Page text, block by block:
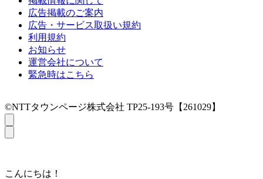
広告掲載のご案内
広告・サービス取扱い規約
利用規約
お知らせ
運営会社について
緊急時はこちら
©NTTタウンページ株式会社 TP25-193号【261029】
こんにちは！